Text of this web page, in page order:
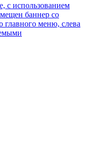
с использованием
баннер со
меню, слева